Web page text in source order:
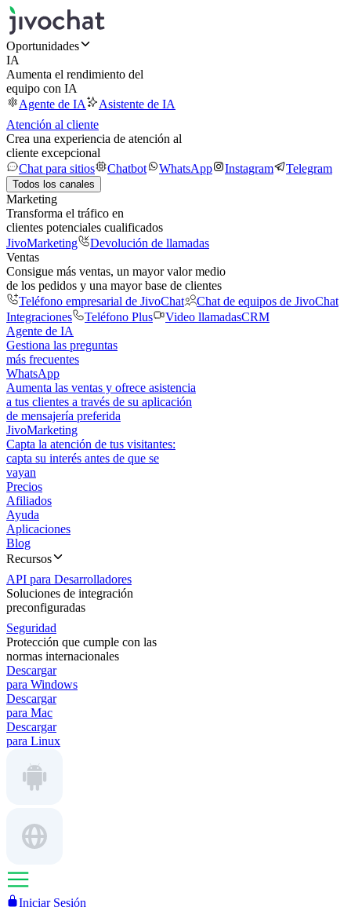
Oportunidades
IA
Aumenta el rendimiento del
equipo con IA
Agente de IA
Asistente de IA
Atención al cliente
Crea una experiencia de atención al
cliente excepcional
Chat para sitios
Chatbot WhatsApp Instagram Telegram
Todos los canales
Marketing
Transforma el tráfico en
clientes potenciales cualificados
JivoMarketing
Devolución de llamadas
Ventas
Consigue más ventas, un mayor valor medio
de los pedidos y una mayor base de clientes
Teléfono empresarial de JivoChat
Chat de equipos de JivoChat
Integraciones
Teléfono Plus Video llamadasCRM
Agente de IA
Gestiona las preguntas
más frecuentes
WhatsApp
Aumenta las ventas y ofrece asistencia
a tus clientes a través de su aplicación
de mensajería preferida
JivoMarketing
Capta la atención de tus visitantes:
capta su interés antes de que se
vayan
Precios
Afiliados
Ayuda
Aplicaciones
Blog
Recursos
API para Desarrolladores
Soluciones de integración
preconfiguradas
Seguridad
Protección que cumple con las
normas internacionales
Descargar
para Windows
Descargar
para Mac
Descargar
para Linux
Iniciar Sesión